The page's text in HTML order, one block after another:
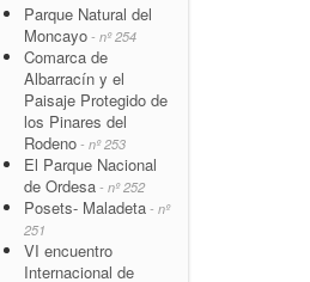
Parque Natural del
Moncayo - nº 254
Comarca de
Albarracín y el
Paisaje Protegido de
los Pinares del
Rodeno - nº 253
El Parque Nacional
de Ordesa - nº 252
Posets- Maladeta - nº
251
VI encuentro
Internacional de